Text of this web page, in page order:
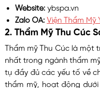
Website: ybspa.vn
Zalo OA: Viện Thẩm Mỹ
2. Thẩm Mỹ Thu Cúc
Thẩm mỹ Thu Cúc là một
nhất trong ngành thẩm
tụ đầy đủ các yếu tố về
thẩm mỹ, hoạt động